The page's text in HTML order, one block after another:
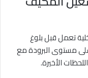
تعمل قبل بلوغ
على مستوى البرودة مع
الأخيرة.